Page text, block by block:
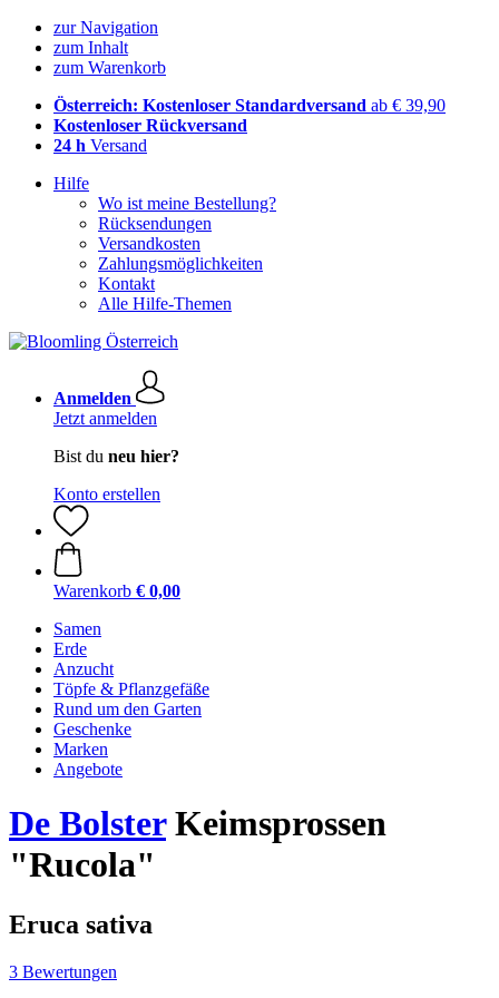
zur Navigation
zum Inhalt
zum Warenkorb
Österreich: Kostenloser Standardversand ab € 39,90
Kostenloser Rückversand
24 h Versand
Hilfe
Wo ist meine Bestellung?
Rücksendungen
Versandkosten
Zahlungsmöglichkeiten
Kontakt
Alle Hilfe-Themen
Anmelden
Jetzt anmelden
Bist du neu hier?
Konto erstellen
Warenkorb € 0,00
Samen
Erde
Anzucht
Töpfe & Pflanzgefäße
Rund um den Garten
Geschenke
Marken
Angebote
De BolsterKeimsprossen
"Rucola"
Eruca sativa
3 Bewertungen